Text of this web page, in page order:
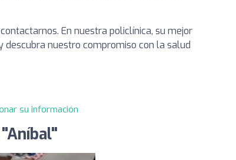
En nuestra policlínica, su mejor
descubra nuestro compromiso con la salud
su información